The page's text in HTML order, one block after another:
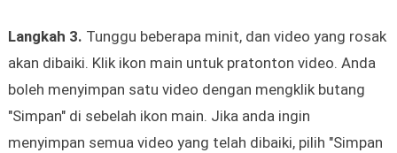
Langkah 3. Tunggu beberapa minit, dan video yang rosak
akan dibaiki. Klik ikon main untuk pratonton video. Anda
boleh menyimpan satu video dengan mengklik butang
"Simpan" di sebelah ikon main. Jika anda ingin
menyimpan semua video yang telah dibaiki, pilih "Simpan